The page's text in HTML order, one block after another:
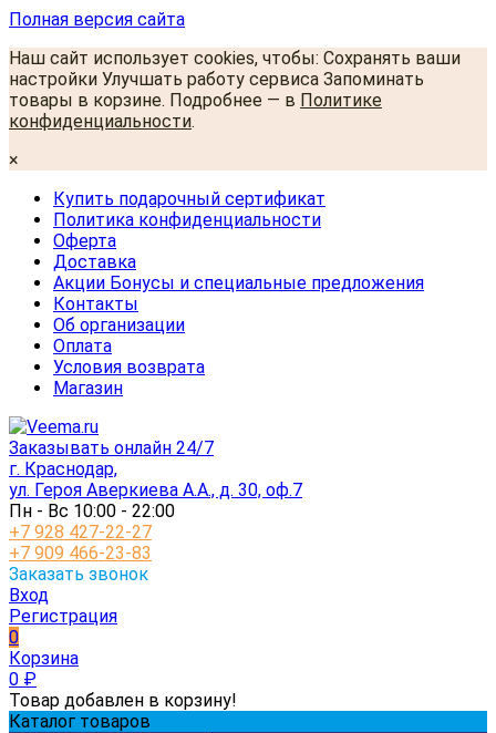
Полная версия сайта
Наш сайт использует cookies, чтобы: Сохранять ваши
настройки Улучшать работу сервиса Запоминать
товары в корзине. Подробнее — в Политике
конфиденциальности.
×
Купить подарочный сертификат
Политика конфиденциальности
Оферта
Доставка
Акции Бонусы и специальные предложения
Контакты
Об организации
Оплата
Условия возврата
Магазин
Заказывать онлайн 24/7
г. Краснодар,
ул. Героя Аверкиева А.А., д. 30, оф.7
Пн - Вс 10:00 - 22:00
+7 928 427-22-27
+7 909 466-23-83
Заказать звонок
Вход
Регистрация
0
Корзина
0 ₽
Товар добавлен в корзину!
Каталог товаров